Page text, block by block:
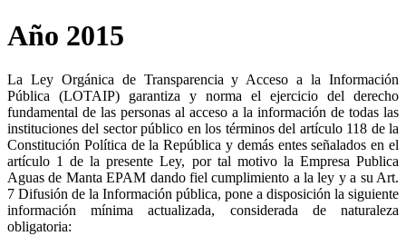
Año 2015
La Ley Orgánica de Transparencia y Acceso a la Información
Pública (LOTAIP) garantiza y norma el ejercicio del derecho
fundamental de las personas al acceso a la información de todas las
instituciones del sector público en los términos del artículo 118 de la
Constitución Política de la República y demás entes señalados en el
artículo 1 de la presente Ley, por tal motivo la Empresa Publica
Aguas de Manta EPAM dando fiel cumplimiento a la ley y a su Art.
7 Difusión de la Información pública, pone a disposición la siguiente
información mínima actualizada, considerada de naturaleza
obligatoria: